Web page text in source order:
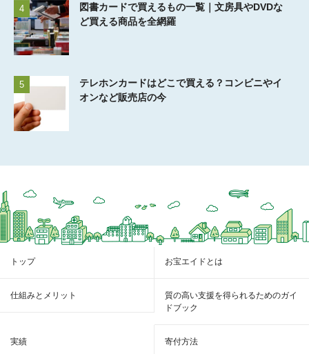
4
図書カードで買えるもの一覧｜文房具やDVDな
ど買える商品を全網羅
5
テレホンカードはどこで買える？コンビニやイ
オンなど販売店の今
トップ お宝エイドとは
仕組みとメリット
質の高い支援を得られるためのガイ
ドブック
実績 寄付方法